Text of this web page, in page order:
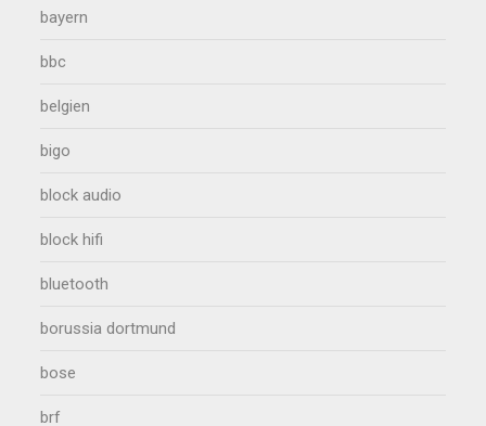
bayern
bbc
belgien
bigo
block audio
block hifi
bluetooth
borussia dortmund
bose
brf